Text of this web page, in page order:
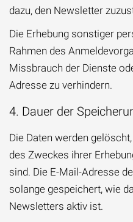
dazu, den Newsletter
Die Erhebung sonstiger
Rahmen des
Missbrauch der Dienste
Adresse zu verhindern.
4. Dauer der
Die Daten werden
des Zweckes ihrer
sind. Die E-Mail-Adresse
solange gespeichert, wie
Newsletters aktiv ist.